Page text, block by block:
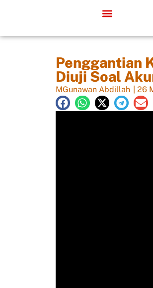
Penggantian
Diuji Soal
MGunawan Abdillah 26